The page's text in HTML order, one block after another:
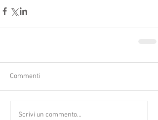
Commenti
Scrivi un commento...